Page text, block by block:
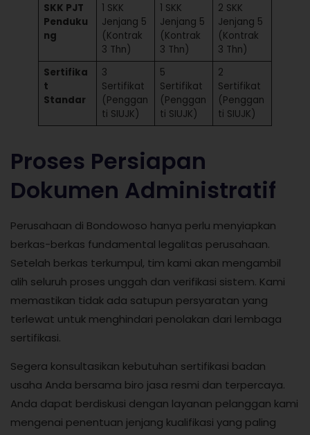
SKK PJT
Penduku
ng
1 SKK
Jenjang 5
(Kontrak
3 Thn)
1 SKK
Jenjang 5
(Kontrak
3 Thn)
2 SKK
Jenjang 5
(Kontrak
3 Thn)
Sertifika
t
Standar
3
Sertifikat
(Penggan
ti SIUJK)
5
Sertifikat
(Penggan
ti SIUJK)
2
Sertifikat
(Penggan
ti SIUJK)
Proses Persiapan
Dokumen Administratif
Perusahaan di Bondowoso hanya perlu menyiapkan
berkas-berkas fundamental legalitas perusahaan.
Setelah berkas terkumpul, tim kami akan mengambil
alih seluruh proses unggah dan verifikasi sistem. Kami
memastikan tidak ada satupun persyaratan yang
terlewat untuk menghindari penolakan dari lembaga
sertifikasi.
Segera konsultasikan kebutuhan sertifikasi badan
usaha Anda bersama biro jasa resmi dan terpercaya.
Anda dapat berdiskusi dengan layanan pelanggan kami
mengenai penentuan jenjang kualifikasi yang paling